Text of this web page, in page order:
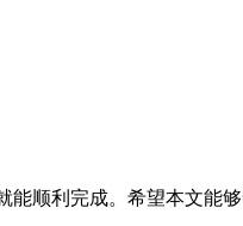
顺利完成。希望本文能